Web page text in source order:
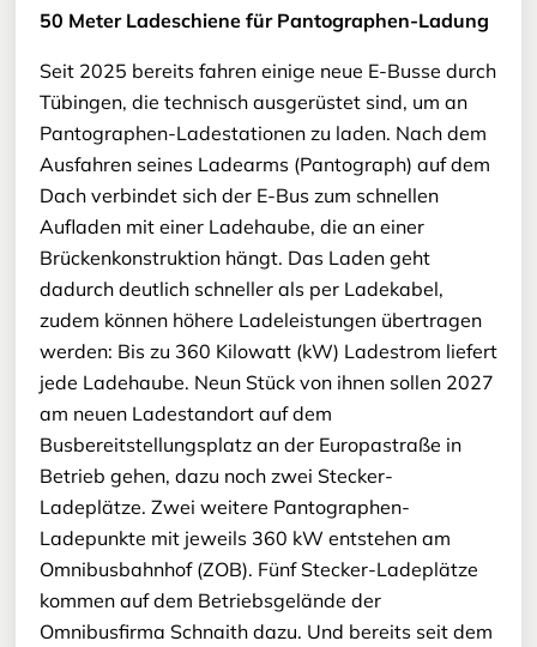
50 Meter Ladeschiene für Pantographen-Ladung
Seit 2025 bereits fahren einige neue E-Busse durch
Tübingen, die technisch ausgerüstet sind, um an
Pantographen-Ladestationen zu laden. Nach dem
Ausfahren seines Ladearms (Pantograph) auf dem
Dach verbindet sich der E-Bus zum schnellen
Aufladen mit einer Ladehaube, die an einer
Brückenkonstruktion hängt. Das Laden geht
dadurch deutlich schneller als per Ladekabel,
zudem können höhere Ladeleistungen übertragen
werden: Bis zu 360 Kilowatt (kW) Ladestrom liefert
jede Ladehaube. Neun Stück von ihnen sollen 2027
am neuen Ladestandort auf dem
Busbereitstellungsplatz an der Europastraße in
Betrieb gehen, dazu noch zwei Stecker-
Ladeplätze. Zwei weitere Pantographen-
Ladepunkte mit jeweils 360 kW entstehen am
Omnibusbahnhof (ZOB). Fünf Stecker-Ladeplätze
kommen auf dem Betriebsgelände der
Omnibusfirma Schnaith dazu. Und bereits seit dem